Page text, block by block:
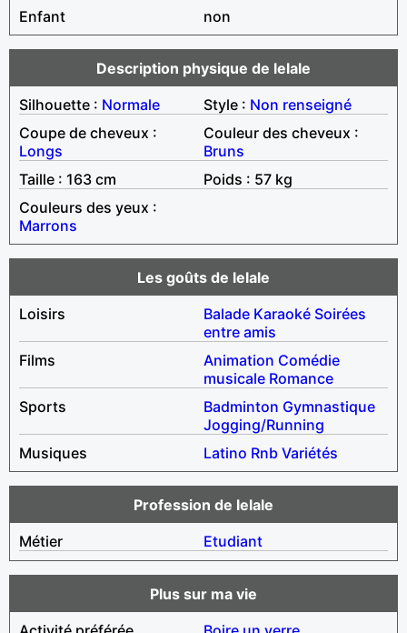
Enfant
non
Description physique de lelale
Silhouette : Normale Style : Non renseigné
Coupe de cheveux :
Longs
Couleur des cheveux :
Bruns
Taille : 163 cm
Poids : 57 kg
Couleurs des yeux :
Marrons
Les goûts de lelale
Loisirs
Balade Karaoké Soirées
entre amis
Films
Animation Comédie
musicale Romance
Sports
Badminton Gymnastique
Jogging/Running
Musiques
Latino Rnb Variétés
Profession de lelale
Métier
Etudiant
Plus sur ma vie